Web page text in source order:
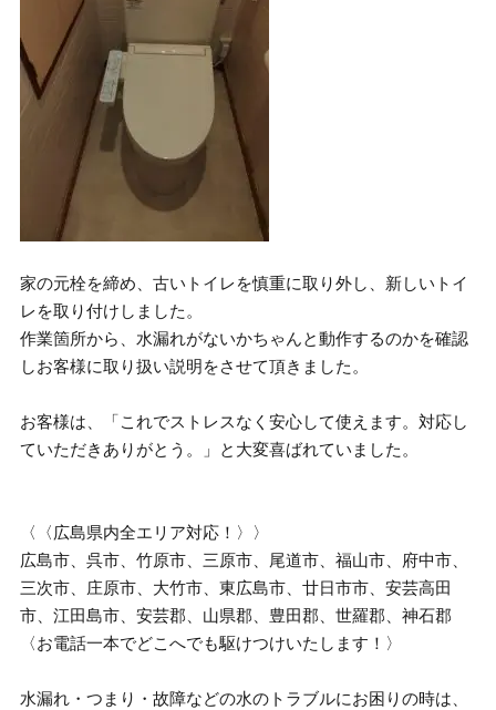
家の元栓を締め、古いトイレを慎重に取り外し、新しいトイ
レを取り付けしました。
作業箇所から、水漏れがないかちゃんと動作するのかを確認
しお客様に取り扱い説明をさせて頂きました。
お客様は、「これでストレスなく安心して使えます。対応し
ていただきありがとう。」と大変喜ばれていました。
〈〈広島県内全エリア対応！〉〉
広島市、呉市、竹原市、三原市、尾道市、福山市、府中市、
三次市、庄原市、大竹市、東広島市、廿日市市、安芸高田
市、江田島市、安芸郡、山県郡、豊田郡、世羅郡、神石郡
〈お電話一本でどこへでも駆けつけいたします！〉
水漏れ・つまり・故障などの水のトラブルにお困りの時は、